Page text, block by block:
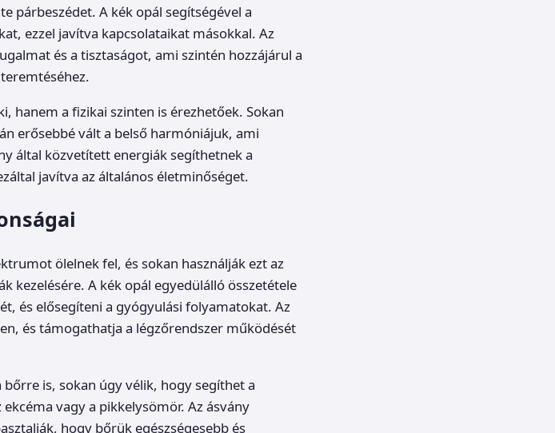
párbeszédet. A kék opál segítségével a
ezzel javítva kapcsolataikat másokkal. Az
és a tisztaságot, ami szintén hozzájárul a
hanem a fizikai szinten is érezhetőek. Sokan
erősebbé vált a belső harmóniájuk, ami
által közvetített energiák segíthetnek a
javítva az általános életminőséget.
ölelnek fel, és sokan használják ezt az
kezelésére. A kék opál egyedülálló összetétele
és elősegíteni a gyógyulási folyamatokat. Az
és támogathatja a légzőrendszer működését
is, sokan úgy vélik, hogy segíthet a
vagy a pikkelysömör. Az ásvány
hogy bőrük egészségesebb és